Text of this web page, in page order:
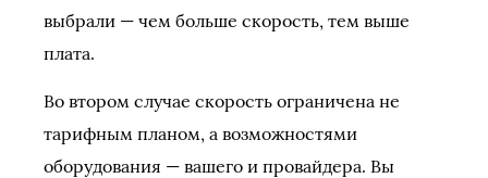
выбрали — чем больше скорость, тем выше
плата.
Во втором случае скорость ограничена не
тарифным планом, а возможностями
оборудования — вашего и провайдера. Вы